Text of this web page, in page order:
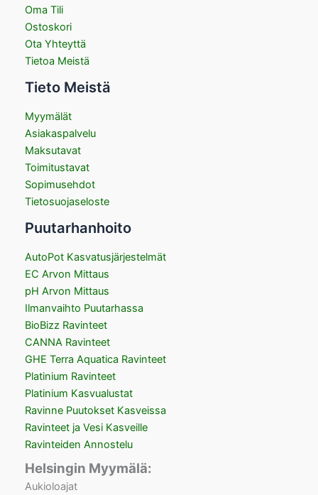
Oma Tili
Ostoskori
Ota Yhteyttä
Tietoa Meistä
Tieto Meistä
Myymälät
Asiakaspalvelu
Maksutavat
Toimitustavat
Sopimusehdot
Tietosuojaseloste
Puutarhanhoito
AutoPot Kasvatusjärjestelmät
EC Arvon Mittaus
pH Arvon Mittaus
Ilmanvaihto Puutarhassa
BioBizz Ravinteet
CANNA Ravinteet
GHE Terra Aquatica Ravinteet
Platinium Ravinteet
Platinium Kasvualustat
Ravinne Puutokset Kasveissa
Ravinteet ja Vesi Kasveille
Ravinteiden Annostelu
Helsingin Myymälä:
Aukioloajat